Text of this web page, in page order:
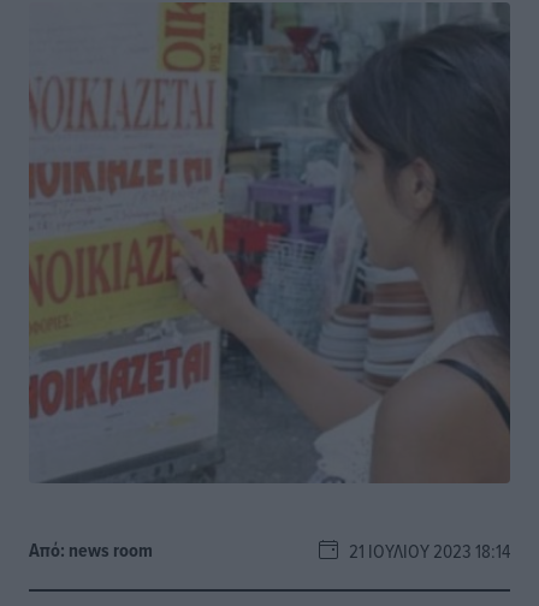
Από: news room 21 ΙΟΥΛΊΟΥ 2023 18:14